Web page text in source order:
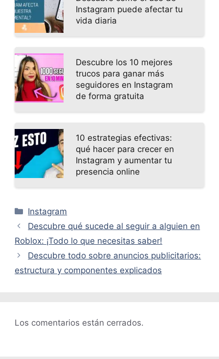
Instagram puede afectar tu
vida diaria
Descubre los 10 mejores
trucos para ganar más
seguidores en Instagram
de forma gratuita
10 estrategias efectivas:
qué hacer para crecer en
Instagram y aumentar tu
presencia online
Categorías
Instagram
Descubre qué sucede al seguir a alguien en
Roblox: ¡Todo lo que necesitas saber!
Descubre todo sobre anuncios publicitarios:
estructura y componentes explicados
Los comentarios están cerrados.